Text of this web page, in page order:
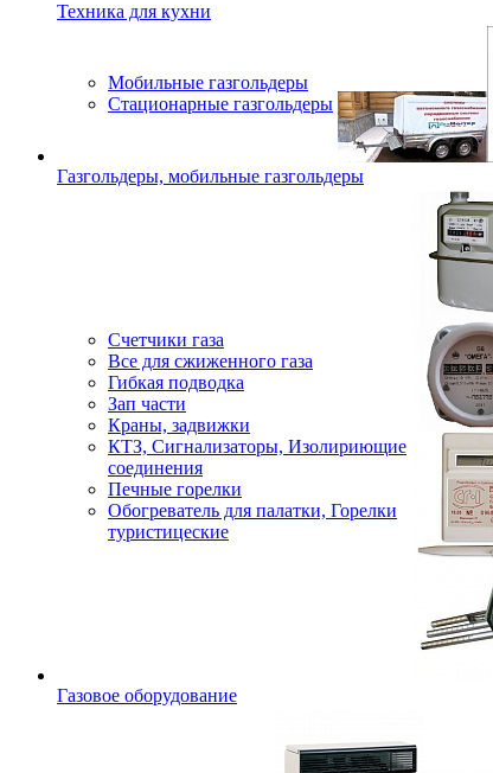
Техника для кухни
Мобильные газгольдеры
Стационарные газгольдеры
Газгольдеры, мобильные газгольдеры
Счетчики газа
Все для сжиженного газа
Гибкая подводка
Зап части
Краны, задвижки
КТЗ, Сигнализаторы, Изолириющие
соединения
Печные горелки
Обогреватель для палатки, Горелки
туристицеские
Газовое оборудование